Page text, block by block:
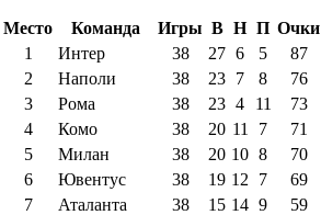
Место Команда Игры В Н П Очки
1
Интер 38 27 6 5
87
2
Наполи 38 23 7 8
76
3
Рома 38 23 4 11
73
4
Комо 38 20 11 7
71
5
Милан 38 20 10 8
70
6
Ювентус 38 19 12 7
69
7
Аталанта 38 15 14 9
59